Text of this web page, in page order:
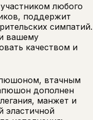
любого
поддержит
симпатий.
вашему
качеством и
втачным
дополнен
манжет и
эластичной